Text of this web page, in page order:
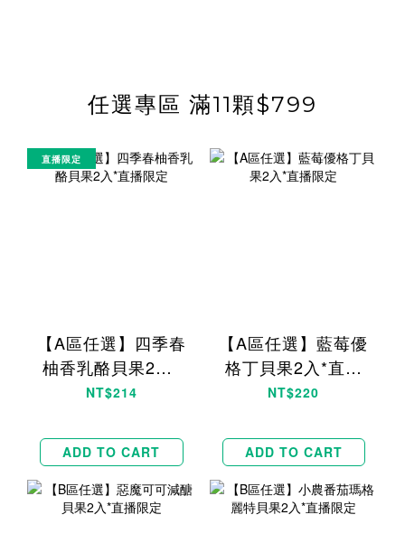
任選專區 滿11顆$799
直播限定
【A區任選】四季春
柚香乳酪貝果2入*
直播限定
NT$214
ADD TO CART
【A區任選】藍莓優
格丁貝果2入*直播
限定
NT$220
ADD TO CART